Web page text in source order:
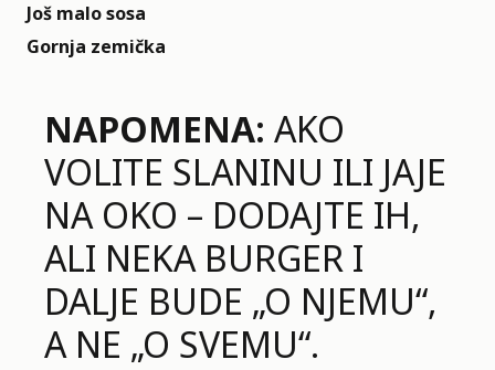
Još malo sosa
Gornja zemička
NAPOMENA: AKO
VOLITE SLANINU ILI JAJE
NA OKO – DODAJTE IH,
ALI NEKA BURGER I
DALJE BUDE „O NJEMU“,
A NE „O SVEMU“.